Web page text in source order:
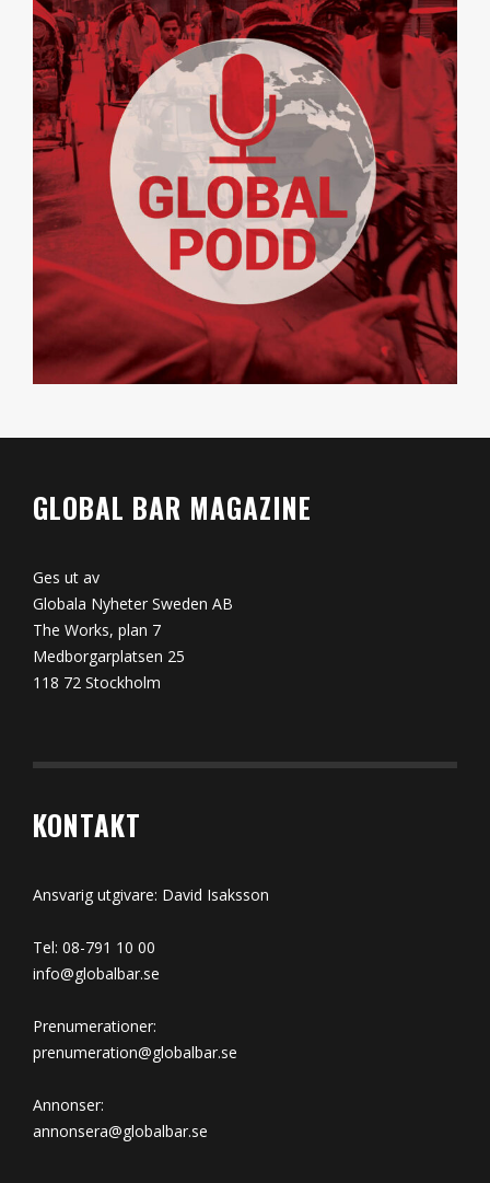
GLOBAL BAR MAGAZINE
Ges ut av
Globala Nyheter Sweden AB
The Works, plan 7
Medborgarplatsen 25
118 72 Stockholm
KONTAKT
Ansvarig utgivare: David Isaksson
Tel: 08-791 10 00
info@globalbar.se
Prenumerationer:
prenumeration@globalbar.se
Annonser:
annonsera@globalbar.se